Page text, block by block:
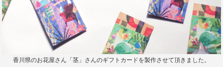
香川県のお花屋さん「茎」さんのギフトカードを製作させて頂きました。